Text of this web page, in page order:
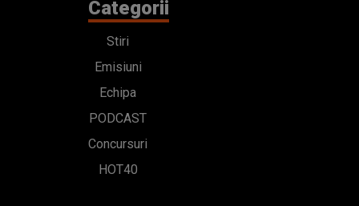
Categorii
Stiri
Emisiuni
Echipa
PODCAST
Concursuri
HOT40